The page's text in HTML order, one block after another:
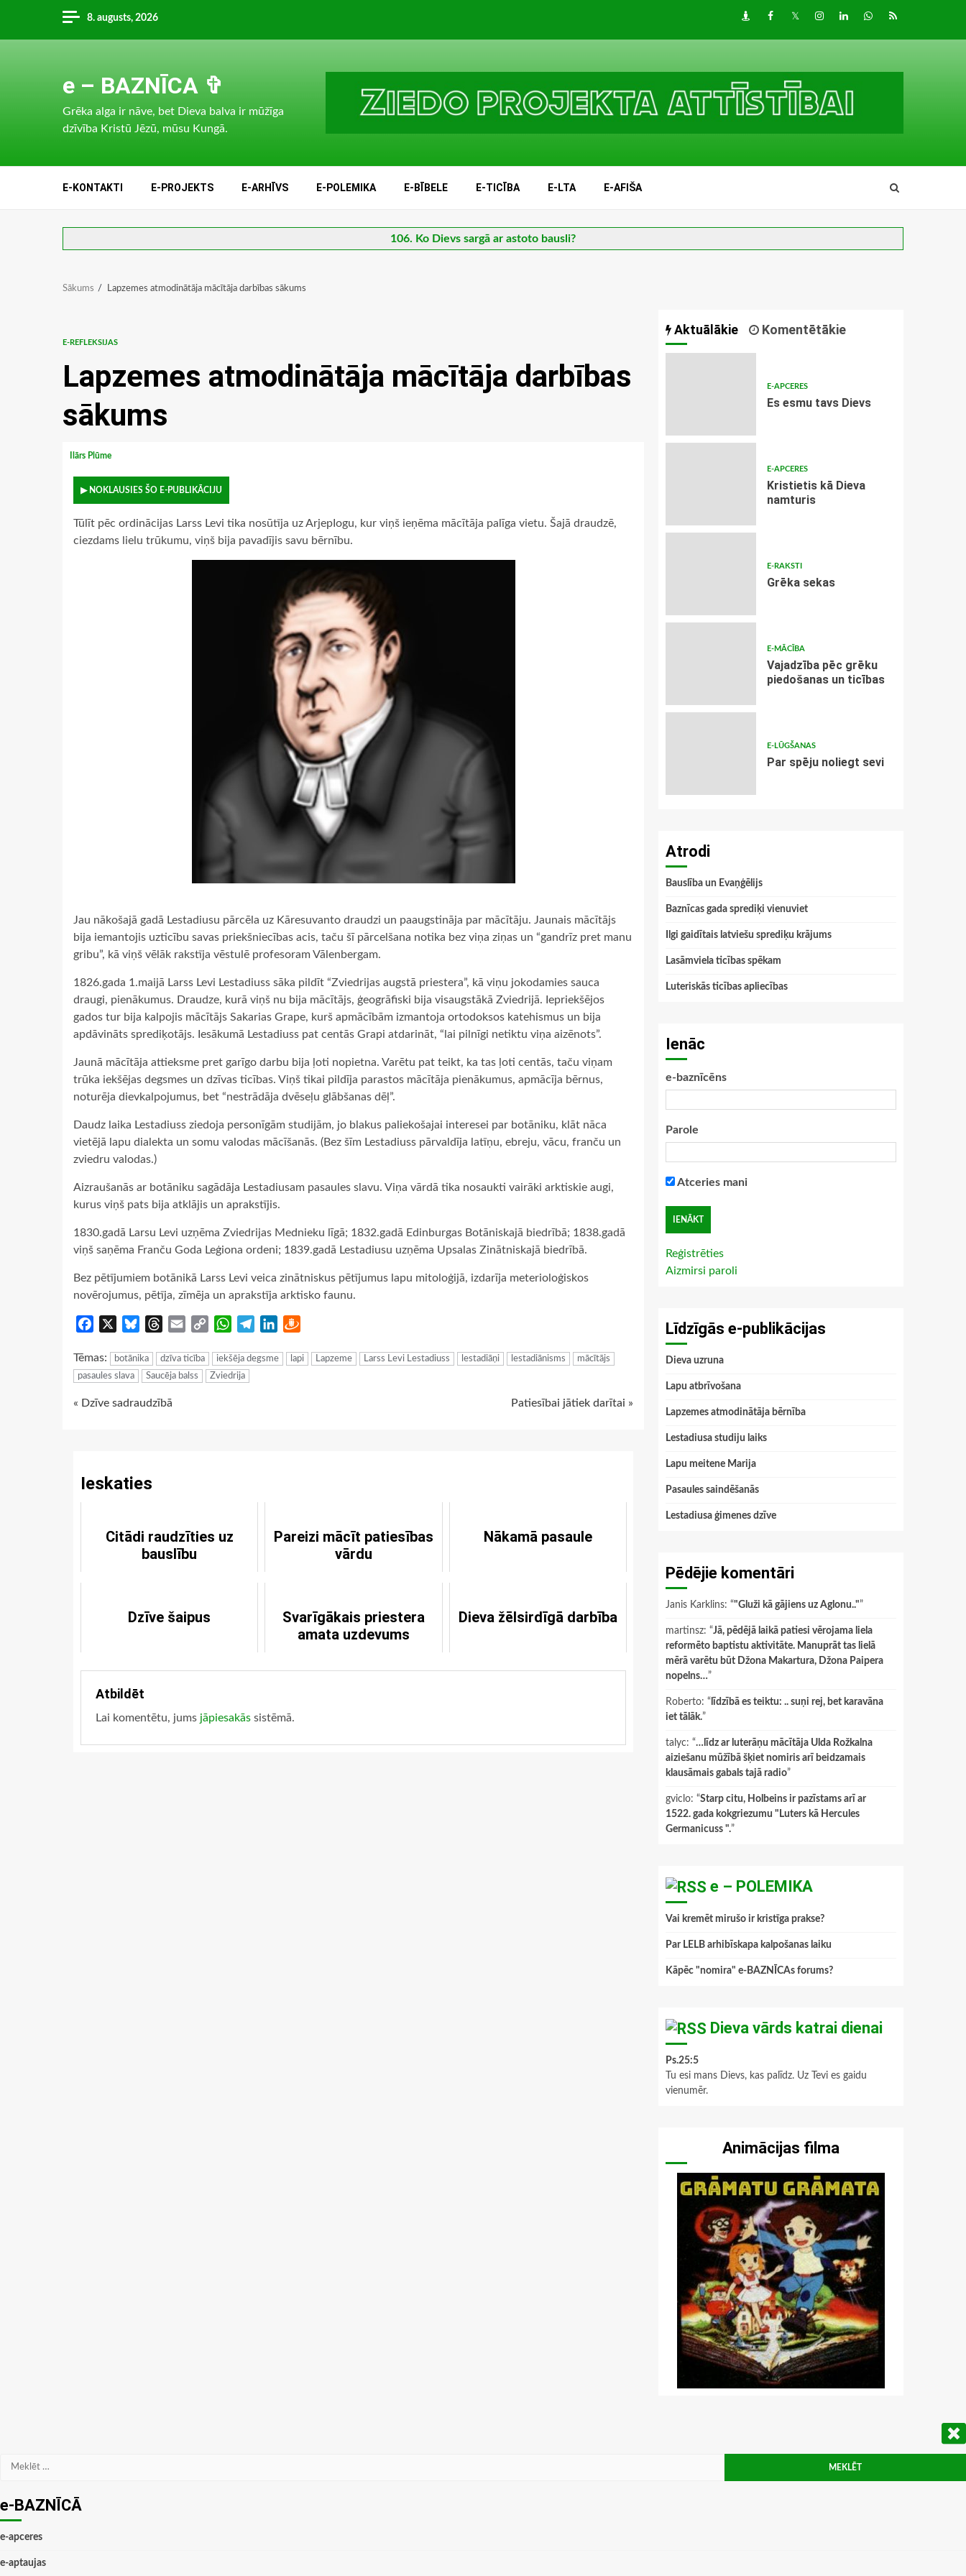
content
8. augusts, 2026 DraugiemFacebook
TwitterInstagram
LinkedInwhatsapp
RSS
e – BAZNĪCA ✞
Grēka alga ir nāve, bet Dieva balva ir mūžīga
dzīvība Kristū Jēzū, mūsu Kungā.
E-KONTAKTI E-PROJEKTS E-ARHĪVS E-POLEMIKA E-BĪBELE E-TICĪBA E-LTA E-AFIŠA
106. Ko Dievs sargā ar astoto bausli?
Sākums Lapzemes atmodinātāja mācītāja darbības sākums
E-REFLEKSIJAS
Lapzemes atmodinātāja mācītāja darbības
sākums
Ilārs Plūme
▶ NOKLAUSIES ŠO E-PUBLIKĀCIJU
Tūlīt pēc ordinācijas Larss Levi tika nosūtīja uz ArjepIogu, kur viņš ieņēma mācītāja palīga vietu. Šajā draudzē,
ciezdams lielu trūkumu, viņš bija pavadījis savu bērnību.
Jau nākošajā gadā Lestadiusu pārcēla uz Kāresuvanto draudzi un paaugstināja par mācītāju. Jaunais mācītājs
bija iemantojis uzticību savas priekšniecības acis, taču šī pārcelšana notika bez viņa ziņas un “gandrīz pret manu
gribu”, kā viņš vēlāk rakstīja vēstulē profesoram Vālenbergam.
1826.gada 1.maijā Larss Levi Lestadiuss sāka pildīt “Zviedrijas augstā priestera”, kā viņu jokodamies sauca
draugi, pienākumus. Draudze, kurā viņš nu bija mācītājs, ģeogrāfiski bija visaugstākā Zviedrijā. Iepriekšējos
gados tur bija kalpojis mācītājs Sakarias Grape, kurš apmācībām izmantoja ortodoksos katehismus un bija
apdāvināts sprediķotājs. Iesākumā Lestadiuss pat centās Grapi atdarināt, “lai pilnīgi netiktu viņa aizēnots”.
Jaunā mācītāja attieksme pret garīgo darbu bija ļoti nopietna. Varētu pat teikt, ka tas ļoti centās, taču viņam
trūka iekšējas degsmes un dzīvas ticības. Viņš tikai pildīja parastos mācītāja pienākumus, apmācīja bērnus,
noturēja dievkalpojumus, bet “nestrādāja dvēseļu glābšanas dēļ”.
Daudz laika Lestadiuss ziedoja personīgām studijām, jo blakus paliekošajai interesei par botāniku, klāt nāca
vietējā lapu dialekta un somu valodas mācīšanās. (Bez šīm Lestadiuss pārvaldīja latīņu, ebreju, vācu, franču un
zviedru valodas.)
Aizraušanās ar botāniku sagādāja Lestadiusam pasaules slavu. Viņa vārdā tika nosaukti vairāki arktiskie augi,
kurus viņš pats bija atklājis un aprakstījis.
1830.gadā Larsu Levi uzņēma Zviedrijas Mednieku līgā; 1832.gadā Edinburgas Botāniskajā biedrībā; 1838.gadā
viņš saņēma Franču Goda Leģiona ordeni; 1839.gadā Lestadiusu uzņēma Upsalas Zinātniskajā biedrībā.
Bez pētījumiem botānikā Larss Levi veica zinātniskus pētījumus lapu mitoloģijā, izdarīja meterioloģiskos
novērojumus, pētīja, zīmēja un aprakstīja arktisko faunu.
Facebook BlueskyThreads
Email
Copy
WhatsApp
TelegramLinkedIn
Tēmas: botānika dzīva ticība iekšēja degsme lapi Lapzeme Larss Levi Lestadiuss lestadiāņi lestadiānisms
mācītājs
pasaules slava
Saucēja balss Zviedrija
Continue
« Dzīve sadraudzībā Patiesībai jātiek darītai »
Ieskaties
Citādi raudzīties uz
bauslību
Pareizi mācīt patiesības
vārdu
Nākamā pasaule
Dzīve šaipus
Svarīgākais priestera
amata uzdevums
Dieva žēlsirdīgā darbība
Atbildēt
Lai komentētu, jums jāpiesakās sistēmā.
Aktuālākie Komentētākie
E-APCERES
Es esmu tavs Dievs
E-APCERES
Kristietis kā Dieva
namturis
E-RAKSTI
Grēka sekas
E-MĀCĪBA
Vajadzība pēc grēku
piedošanas un ticības
E-LŪGŠANAS
Par spēju noliegt sevi
Atrodi
Bauslība un Evaņģēlijs
Baznīcas gada sprediķi vienuviet
Ilgi gaidītais latviešu sprediķu krājums
Lasāmviela ticības spēkam
Luteriskās ticības apliecības
Ienāc
e-baznīcēns
Parole
Atceries mani
Reģistrēties
Aizmirsi paroli
Līdzīgās e-publikācijas
Dieva uzruna
Lapu atbrīvošana
Lapzemes atmodinātāja bērnība
Lestadiusa studiju laiks
Lapu meitene Marija
Pasaules saindēšanās
Lestadiusa ģimenes dzīve
Pēdējie komentāri
Janis Karklins: “"Gluži kā gājiens uz Aglonu.."”
martinsz: “Jā, pēdējā laikā patiesi vērojama liela
reformēto baptistu aktivitāte. Manuprāt tas lielā
mērā varētu būt Džona Makartura, Džona Paipera
nopelns…”
Roberto: “ līdzībā es teiktu: .. suņi rej, bet karavāna
iet tālāk.”
talyc: “…līdz ar luterāņu mācītāja Ulda Rožkalna
aiziešanu mūžībā šķiet nomiris arī beidzamais
klausāmais gabals tajā radio”
gviclo: “Starp citu, Holbeins ir pazīstams arī ar
1522. gada kokgriezumu "Luters kā Hercules
Germanicuss ".”
e – POLEMIKA
Vai kremēt mirušo ir kristīga prakse?
Par LELB arhibīskapa kalpošanas laiku
Kāpēc "nomira" e-BAZNĪCAs forums?
Dieva vārds katrai dienai
Ps.25:5
Tu esi mans Dievs, kas palīdz. Uz Tevi es gaidu
vienumēr.
Animācijas filma
Meklēt:
e-BAZNĪCĀ
e-apceres
e-aptaujas